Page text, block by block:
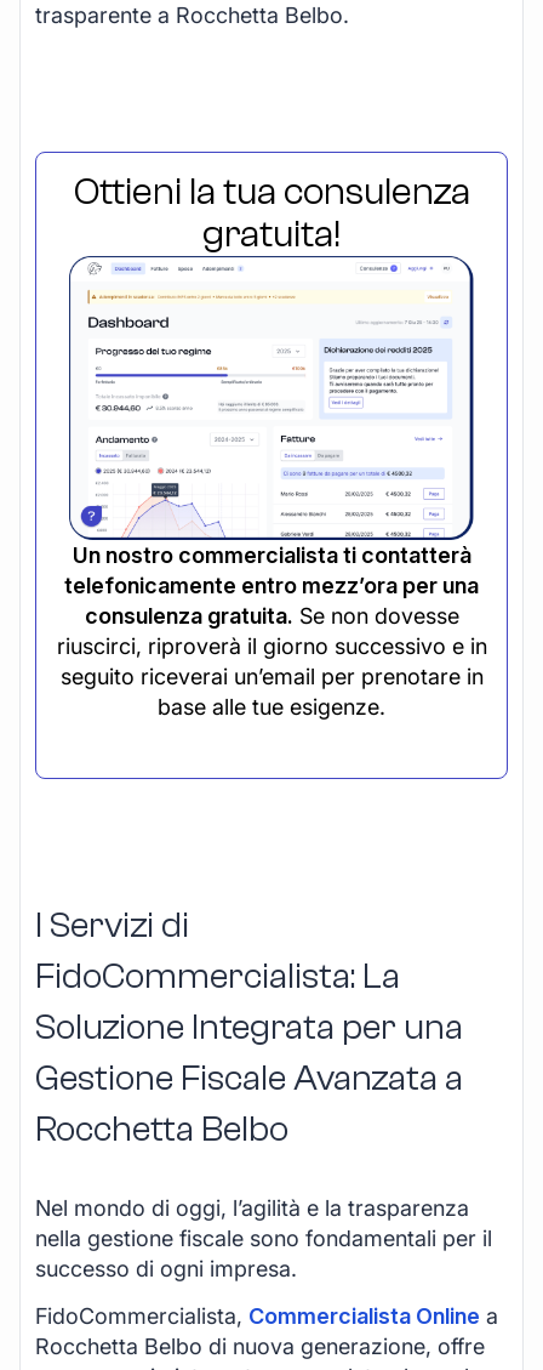
trasparente a Rocchetta Belbo.
Ottieni la tua consulenza
gratuita!
Un nostro commercialista ti contatterà
telefonicamente entro mezz’ora per una
consulenza gratuita. Se non dovesse
riuscirci, riproverà il giorno successivo e in
seguito riceverai un’email per prenotare in
base alle tue esigenze.
I Servizi di
FidoCommercialista: La
Soluzione Integrata per una
Gestione Fiscale Avanzata a
Rocchetta Belbo
Nel mondo di oggi, l’agilità e la trasparenza
nella gestione fiscale sono fondamentali per il
successo di ogni impresa.
FidoCommercialista, Commercialista Online a
Rocchetta Belbo di nuova generazione, offre